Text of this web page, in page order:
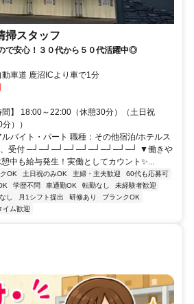
掃スタッフ
で安心！３０代から５０代活躍中◎
車道 鹿沼ICより車で1分
】 18:00～22:00（休憩30分）（土日祝
））
バイト・パート 職種：その他宿泊/ホテルス
、受付 ─┘─┘─┘─┘─┘─┘─┘─┘─┘ ▼働きや
中も給与発生！実働としてカウント✨...
OK 土日祝のみOK 主婦・主夫歓迎
60代も応募可
学歴不問 車通勤OK 転勤なし
未経験者歓迎
し 月1シフト提出 研修あり
ブランクOK
イム歓迎